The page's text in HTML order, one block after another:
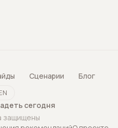
Сценарии Блог
сегодня
защищены